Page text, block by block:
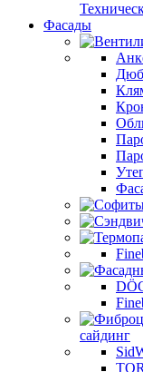
Фасады
сайдинг